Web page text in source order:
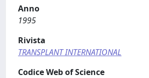
Anno
1995
Rivista
TRANSPLANT INTERNATIONAL
Codice Web of Science